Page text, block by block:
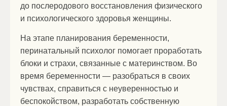
до послеродового восстановления физического
и психологического здоровья женщины.
На этапе планирования беременности,
перинатальный психолог помогает проработать
блоки и страхи, связанные с материнством. Во
время беременности — разобраться в своих
чувствах, справиться с неуверенностью и
беспокойством, разработать собственную